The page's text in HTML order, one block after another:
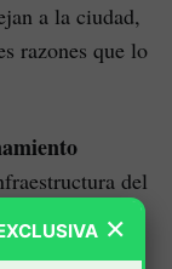
a la ciudad,
razones que lo
del
se
×